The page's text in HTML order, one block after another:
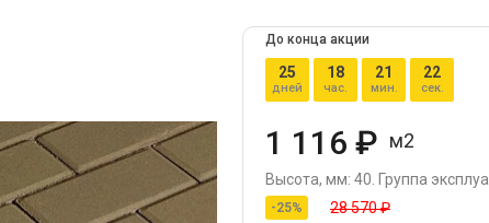
+7
г.
г.
До конца акции
25
дней
18
час.
21
мин.
21
сек.
1 116 ₽ м2
Высота, мм: 40. Группа
-25% 28 570 ₽